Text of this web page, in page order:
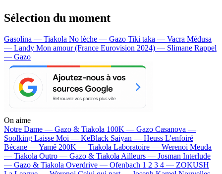
Sélection du moment
Gasolina — Tiakola No lèche — Gazo Tiki taka — Vacra Médusa
— Landy Mon amour (France Eurovision 2024) — Slimane Rappel
— Gazo
On aime
Notre Dame — Gazo & Tiakola 100K — Gazo Casanova —
Soolking Laisse Moi — KeBlack Saiyan — Heuss L'enfoiré
Bécane —Yamê 200K — Tiakola Laboratoire — Werenoi Meuda
— Tiakola Outro — Gazo & Tiakola Ailleurs — Josman Interlude
— Gazo & Tiakola Overdrive — Ofenbach 1 2 3 4 — ZOKUSH